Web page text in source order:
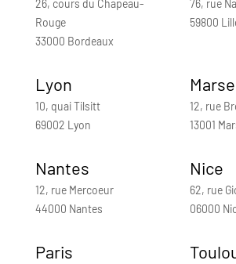
26, cours du Chapeau-
Rouge
33000 Bordeaux
76, rue
59800
Lyon
10, quai Tilsitt
69002 Lyon
12, rue
13001
Nantes
12, rue Mercoeur
44000 Nantes
Nice
62, rue
06000
Paris